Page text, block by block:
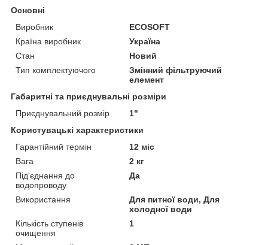
Основні
Виробник
ECOSOFT
Країна виробник
Україна
Стан
Новий
Тип комплектуючого
Змінний фільтруючий
елемент
Габаритні та приєднувальні розміри
Приєднувальний розмір
1"
Користувацькі характеристики
Гарантійний термін
12 міс
Вага
2 кг
Під'єднання до
водопроводу
Да
Використання
Для питної води, Для
холодної води
Кількість ступенів
очищення
1